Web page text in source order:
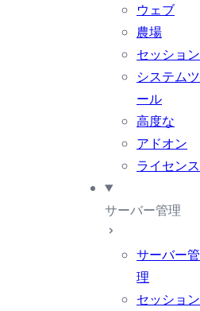
ウェブ
農場
セッション
システムツ
ール
高度な
アドオン
ライセンス
サーバー管理
サーバー管
理
セッション